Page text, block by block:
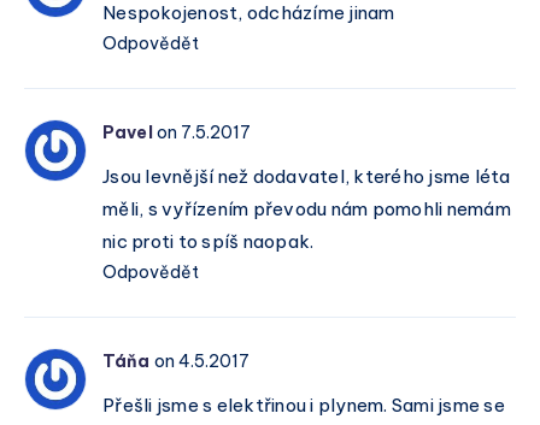
Nespokojenost, odcházíme jinam
Odpovědět
Pavel on 7.5.2017
Jsou levnější než dodavatel, kterého jsme léta
měli, s vyřízením převodu nám pomohli nemám
nic proti to spíš naopak.
Odpovědět
Táňa on 4.5.2017
Přešli jsme s elektřinou i plynem. Sami jsme se